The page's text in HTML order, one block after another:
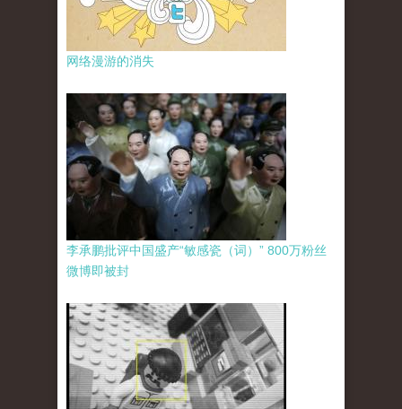
网络漫游的消失
李承鹏批评中国盛产“敏感瓷（词）” 800万粉丝
微博即被封